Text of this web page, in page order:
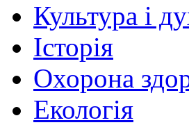
Культура і
Історія
Охорона
Екологія